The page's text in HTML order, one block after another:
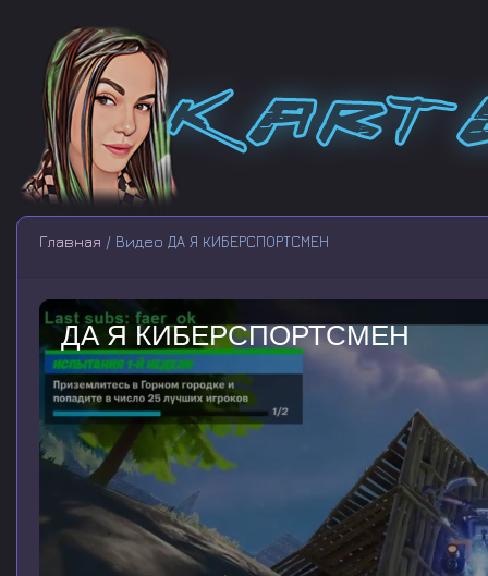
Главная / Видео ДА Я КИБЕРСПОРТСМЕН
ДА Я КИБЕРСПОРТСМЕН